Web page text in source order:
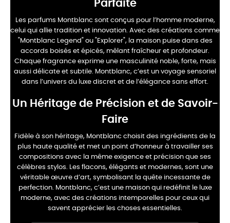
Parfaite
Les parfums Montblanc sont conçus pour l’homme moderne,
celui qui allie tradition et innovation. Avec des créations comme
"Montblanc Legend" ou "Explorer", la maison puise dans des
accords boisés et épicés, mêlant fraîcheur et profondeur.
Chaque fragrance exprime une masculinité noble, forte, mais
aussi délicate et subtile. Montblanc, c’est un voyage sensoriel
dans l’univers du luxe discret et de l’élégance sans effort.
Un Héritage de Précision et de Savoir-
Faire
Fidèle à son héritage, Montblanc choisit des ingrédients de la
plus haute qualité et met un point d’honneur à travailler ses
compositions avec la même exigence et précision que ses
célèbres stylos. Les flacons, élégants et modernes, sont une
véritable œuvre d’art, symbolisant la quête incessante de
perfection. Montblanc, c’est une maison qui redéfinit le luxe
moderne, avec des créations intemporelles pour ceux qui
savent apprécier les choses essentielles.